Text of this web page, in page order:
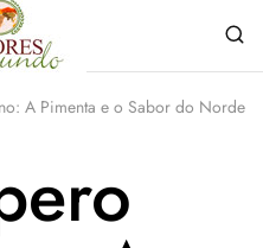
A Pimenta e o Sabor do